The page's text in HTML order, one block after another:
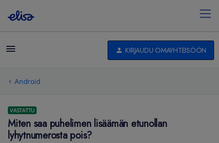
KIRJAUDU OMAYHTEISÖÖN
Android
VASTATTU
Miten saa puhelimen lisäämän etunollan
lyhytnumerosta pois?